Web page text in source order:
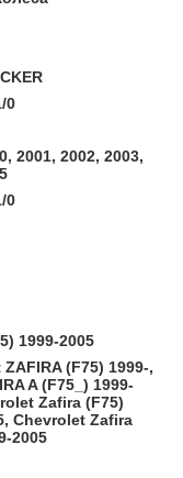
0
2001, 2002, 2003,
0
1999-2005
(F75) 1999-,
A (F75_) 1999-
Zafira (F75)
Chevrolet Zafira
2005